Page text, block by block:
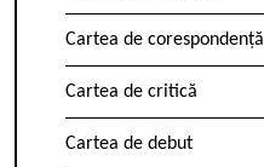
Cartea de corespondență
Cartea de critică
Cartea de debut